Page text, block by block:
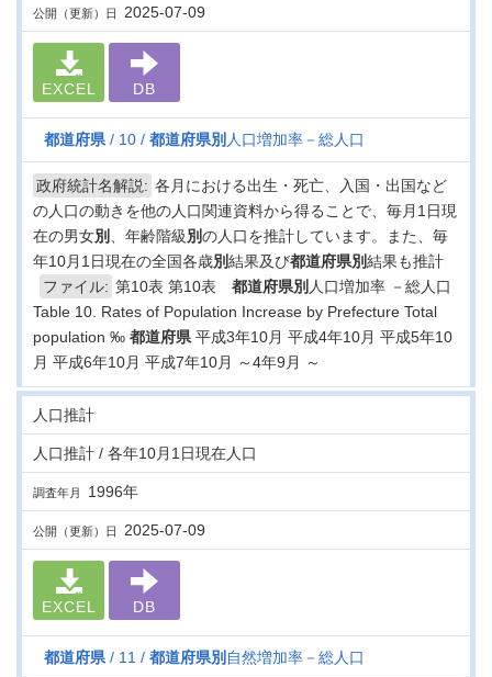
公開（更新）日 2025-07-09
EXCEL DB
都道府県 10 都道府県別 人口増加率－総人口
政府統計名解説: 各月における出生・死亡、入国・出国など
の人口の動きを他の人口関連資料から得ることで、毎月1日現
在の男女別 、年齢階級別の人口を推計しています。また、毎
年10月1日現在の全国各歳別結果及び都道府県別結果も推計
ファイル: 第10表 第10表 都道府県別 人口増加率 －総人口
Table 10. Rates of Population Increase by Prefecture Total
population ‰ 都道府県平成3年10月 平成4年10月 平成5年10
月 平成6年10月 平成7年10月 ～4年9月 ～
人口推計
人口推計 / 各年10月1日現在人口
調査年月 1996年
公開（更新）日 2025-07-09
EXCEL DB
都道府県 11 都道府県別 自然増加率－総人口